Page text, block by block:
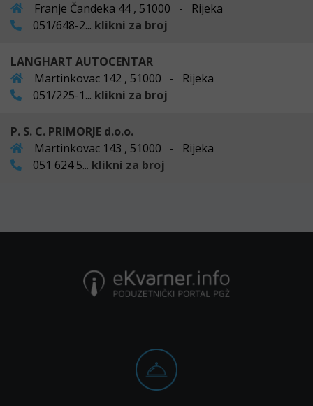
Franje Čandeka 44 , 51000 - Rijeka
051/648-2... klikni za broj
LANGHART AUTOCENTAR
Martinkovac 142 , 51000 - Rijeka
051/225-1... klikni za broj
P. S. C. PRIMORJE d.o.o.
Martinkovac 143 , 51000 - Rijeka
051 624 5... klikni za broj